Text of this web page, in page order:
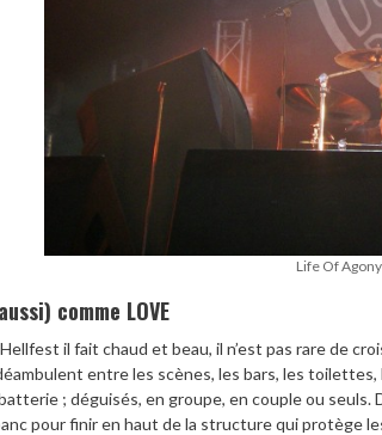
Life Of
comme LOVE
il fait chaud et beau, il n’est pas rare de
entre les scènes, les bars, les
; déguisés, en groupe, en couple ou
pour finir en haut de la structure qui protège